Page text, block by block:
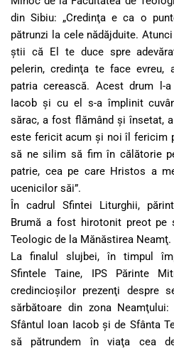
din Sibiu: „Credinţa e ca o
pătrunzi la cele nădăjduite.
ştii că El te duce spre
pelerin, credinţa te face evreu,
patria cerească. Acest drum l-
Iacob şi cu el s-a împlinit
sărac, a fost flămând şi însetat,
este fericit acum şi noi îl fericim
să ne silim să fim în călătorie
patrie, cea pe care Hristos a
ucenicilor săi”.
În cadrul Sfintei Liturghii,
Brumă a fost hirotonit preot pe
Teologic de la Mănăstirea Neamţ.
La finalul slujbei, în timpul
Sfintele Taine, IPS Părinte
credincioşilor prezenţi despre
sărbătoare din zona
Sfântul Ioan Iacob şi de Sfânta
să pătrundem în viaţa cea